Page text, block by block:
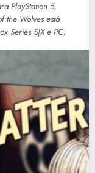
PlayStation 5,
the Wolves está
Series S|X e PC.